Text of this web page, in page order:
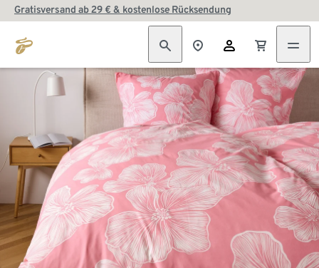
Gratisversand ab 29 € & kostenlose Rücksendung